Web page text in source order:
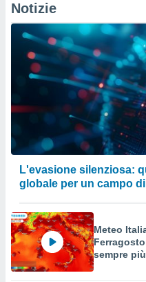
Notizie
L'evasione silenziosa:
globale per un campo
Meteo
sempre